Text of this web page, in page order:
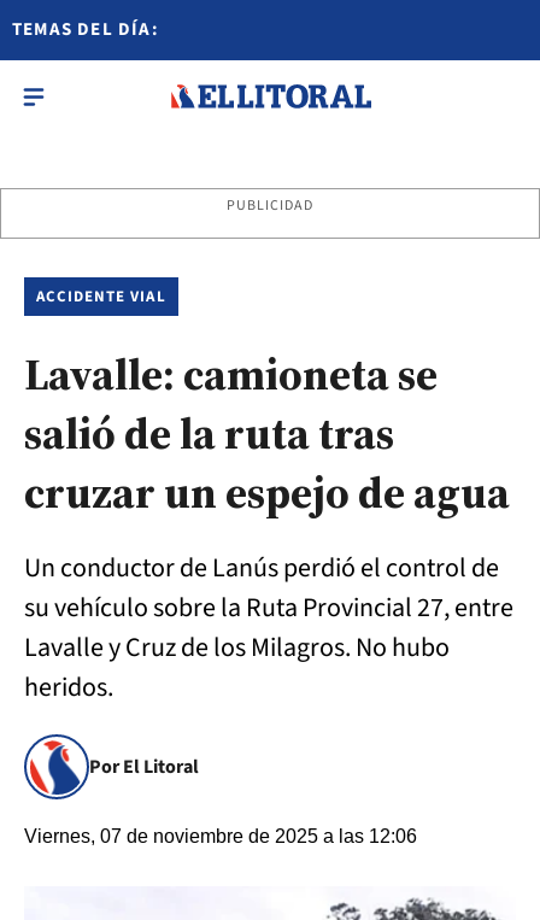
TEMAS DEL DÍA:
PUBLICIDAD
ACCIDENTE VIAL
Lavalle: camioneta se
salió de la ruta tras
cruzar un espejo de agua
Un conductor de Lanús perdió el control de
su vehículo sobre la Ruta Provincial 27, entre
Lavalle y Cruz de los Milagros. No hubo
heridos.
Por El Litoral
Viernes, 07 de noviembre de 2025 a las 12:06